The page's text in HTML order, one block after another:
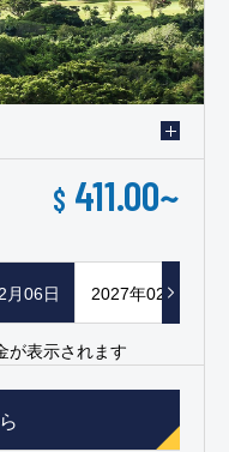
$ 411.00~
月06日 2027年02月14日
が表示されます